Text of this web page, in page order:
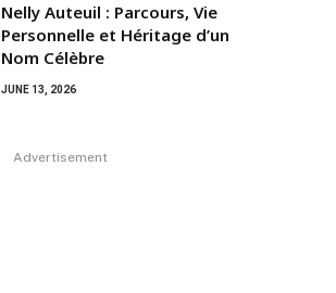
Nelly Auteuil : Parcours, Vie
Personnelle et Héritage d’un
Nom Célèbre
JUNE 13, 2026
Advertisement